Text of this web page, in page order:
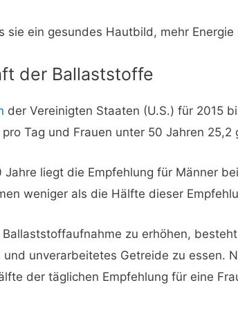
sie ein gesundes Hautbild, mehr
der Ballaststoffe
der Vereinigten Staaten (U.S.) für 2015
Tag und Frauen unter 50 Jahren 25,2
Jahre liegt die Empfehlung für Männer
weniger als die Hälfte dieser
zu erhöhen,
und unverarbeitetes Getreide zu essen.
der täglichen Empfehlung für eine